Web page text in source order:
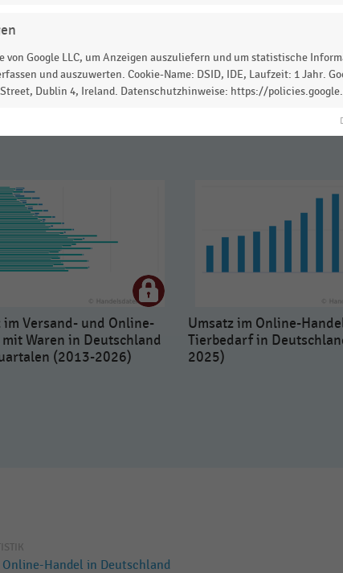
Statistik? Jetzt einloggen oderinformieren
im Versand- und Online-
mit Waren in Deutschland
(2013-2026)
Umsatz im Online-
Tierbedarf in
2025)
Handel in Deutschland
von Google LLC, um Anzeigen auszuliefern und um statistische
und auszuwerten. Cookie-Name: DSID, IDE, Laufzeit: 1 Jahr.
Street, Dublin 4, Ireland. Datenschutzhinweise: https://